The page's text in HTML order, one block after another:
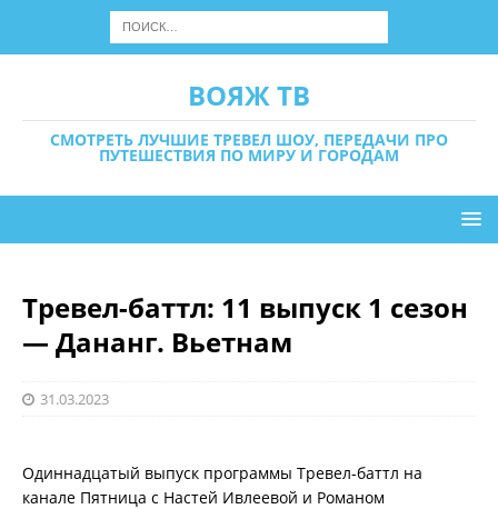
ВОЯЖ ТВ
СМОТРЕТЬ ЛУЧШИЕ ТРЕВЕЛ ШОУ, ПЕРЕДАЧИ ПРО
ПУТЕШЕСТВИЯ ПО МИРУ И ГОРОДАМ
Тревел-баттл: 11 выпуск 1 сезон
— Дананг. Вьетнам
31.03.2023
Одиннадцатый выпуск программы Тревел-баттл на
канале Пятница с Настей Ивлеевой и Романом